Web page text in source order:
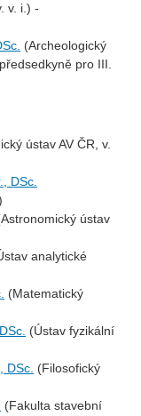
v. i.) -
(Archeologický
pro III.
ústav AV ČR, v.
DSc.
ústav
analytické
(Matematický
(Ústav fyzikální
DSc. (Filosofický
(Fakulta stavební